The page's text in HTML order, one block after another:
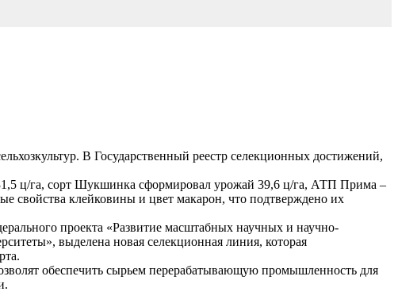
В Государственный реестр селекционных достижений,
ц/га, сорт Шукшинка сформировал урожай 39,6 ц/га, АТП Прима –
свойства клейковины и цвет макарон, что подтверждено их
проекта «Развитие масштабных научных и научно-
выделена новая селекционная линия, которая
обеспечить сырьем перерабатывающую промышленность для